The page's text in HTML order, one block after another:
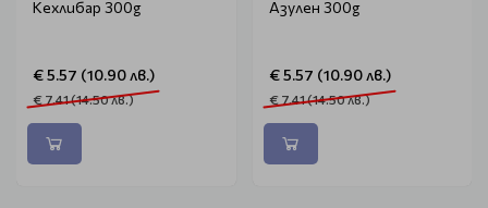
Кехлибар 300g
€ 5.57 (10.90 лв.)
€ 7.41 (14.50 лв.)
Азулен 300g
€ 5.57 (10.90 лв.)
€ 7.41 (14.50 лв.)